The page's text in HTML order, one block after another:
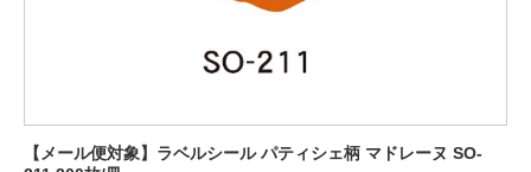
【メール便対象】ラベルシール パティシェ柄 マドレーヌ SO-